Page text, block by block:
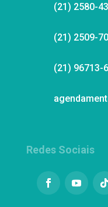
(21) 2580-
(21) 2509-
(21) 96713-
Redes Sociais